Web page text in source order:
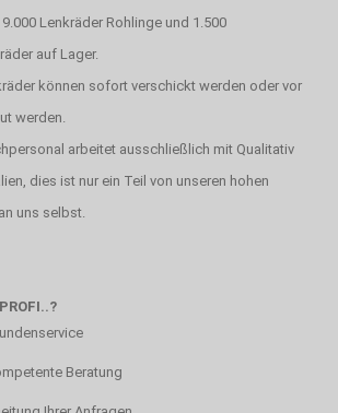
Lenkräder Rohlinge und 1.500
auf Lager.
können sofort verschickt werden oder vor
werden.
arbeitet ausschließlich mit Qualitativ
dies ist nur ein Teil von unseren hohen
uns selbst.
Beratung